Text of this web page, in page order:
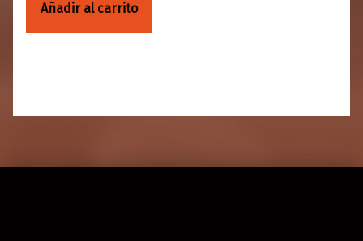
Añadir al carrito